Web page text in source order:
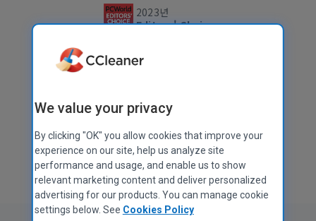
2023년
Editors' Choice
Mac ,Android,iOS에서도 사용 가능
We value your privacy
By clicking "OK" you allow cookies that improve your
experience on our site, help us analyze site
performance and usage, and enable us to show
relevant marketing content and deliver personalized
advertising for our products. You can manage cookie
settings below. See Cookies Policy